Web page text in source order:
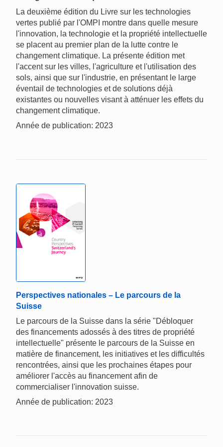
La deuxième édition du Livre sur les technologies
vertes publié par l'OMPI montre dans quelle mesure
l'innovation, la technologie et la propriété intellectuelle
se placent au premier plan de la lutte contre le
changement climatique. La présente édition met
l'accent sur les villes, l'agriculture et l'utilisation des
sols, ainsi que sur l'industrie, en présentant le large
éventail de technologies et de solutions déjà
existantes ou nouvelles visant à atténuer les effets du
changement climatique.
Année de publication: 2023
Perspectives nationales – Le parcours de la
Suisse
Le parcours de la Suisse dans la série "Débloquer
des financements adossés à des titres de propriété
intellectuelle" présente le parcours de la Suisse en
matière de financement, les initiatives et les difficultés
rencontrées, ainsi que les prochaines étapes pour
améliorer l'accès au financement afin de
commercialiser l'innovation suisse.
Année de publication: 2023